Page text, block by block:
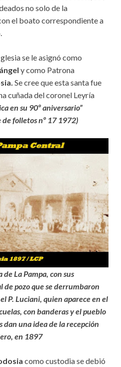
no solo de la
el boato correspondiente a
se le asignó como
y como Patrona
Se cree que esta santa fue
cuñada del coronel Leyría
en su 90º aniversario”
folletos nº 17 1972)
La Pampa, con sus
de pozo que se derrumbaron
P. Luciani, quien aparece en el
con banderas y el pueblo
dan una idea de la recepción
en 1897
como custodia se debió